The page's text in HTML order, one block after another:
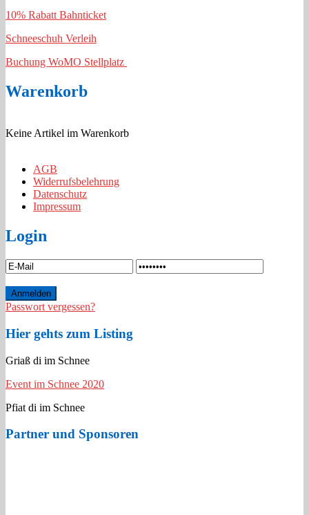
10% Rabatt Bahnticket
Schneeschuh Verleih
Buchung WoMO Stellplatz
Warenkorb
Keine Artikel im Warenkorb
AGB
Widerrufsbelehrung
Datenschutz
Impressum
Login
Passwort vergessen?
Hier gehts zum Listing
Griaß di im Schnee
Event im Schnee 2020
Pfiat di im Schnee
Partner und Sponsoren